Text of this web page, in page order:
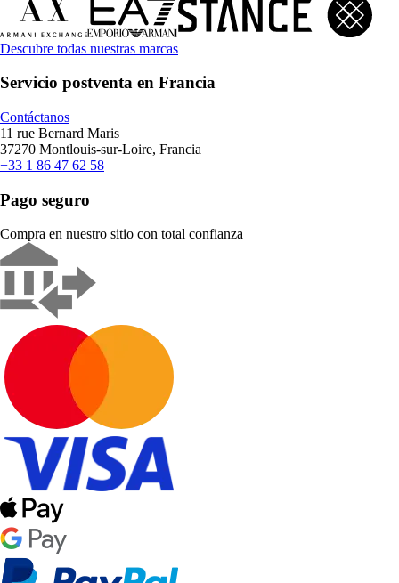
Descubre todas nuestras marcas
Servicio postventa en Francia
Contáctanos
11 rue Bernard Maris
37270 Montlouis-sur-Loire, Francia
+33 1 86 47 62 58
Pago seguro
Compra en nuestro sitio con total confianza